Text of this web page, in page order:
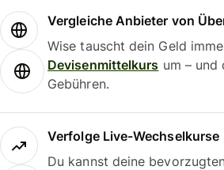
Vergleiche Anbieter von
Wise tauscht dein Geld
Devisenmittelkurs um – und
Gebühren.
Verfolge Live-Wechselkurse
Du kannst deine